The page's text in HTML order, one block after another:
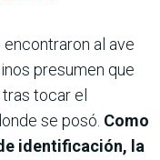
al ave
presumen que
tocar el
se posó. Como
identificación, la